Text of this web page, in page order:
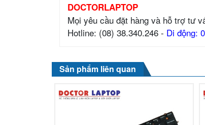
DOCTORLAPTOP
Mọi yêu cầu đặt hàng và hỗ trợ tư
Hotline: (08) 38.340.246 - Di động:
Sản phẩm liên quan